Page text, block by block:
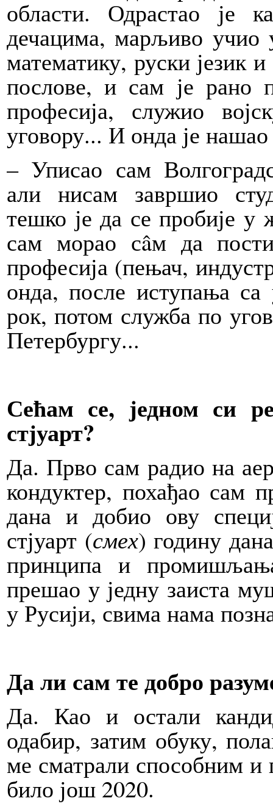
области. Одрастао је
дечацима, марљиво учио
математику, руски језик
послове, и сам је рано
професија, служио
уговору... И онда је нашао
– Уписао сам
али нисам завршио
тешко је да се пробије у
сам морао сâм да
професија (пењач,
онда, после иступања са
рок, потом служба по
Петербургу...
Сећам се, једном си
стјуарт?
Да. Прво сам радио на
кондуктер, похађао сам
дана и добио ову
стјуарт (смех) годину
принципа и
прешао у једну заиста
у Русији, свима нама
Да ли сам те добро
Да. Као и остали
одабир, затим обуку,
ме сматрали способним и
било још 2020.